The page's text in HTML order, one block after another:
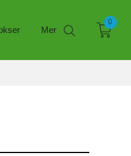
Mer
0